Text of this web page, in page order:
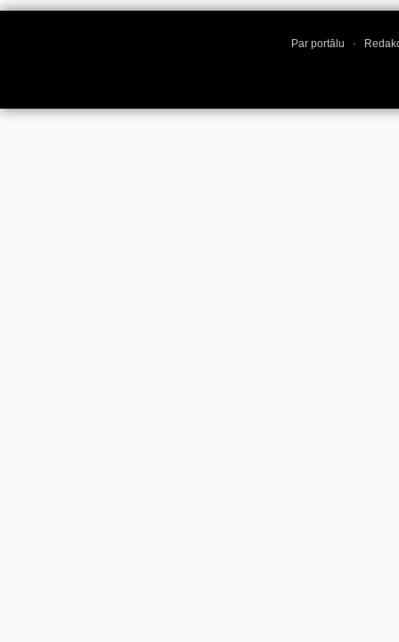
Par portālu ·